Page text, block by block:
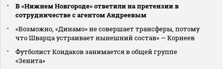
В «Нижнем Новгороде» ответили на претензии в
сотрудничестве с агентом Андреевым
«Возможно, «Динамо» не совершает трансферы, потому
что Шварца устраивает нынешний состав» — Корнеев
Футболист Кондаков занимается в общей группе
«Зенита»